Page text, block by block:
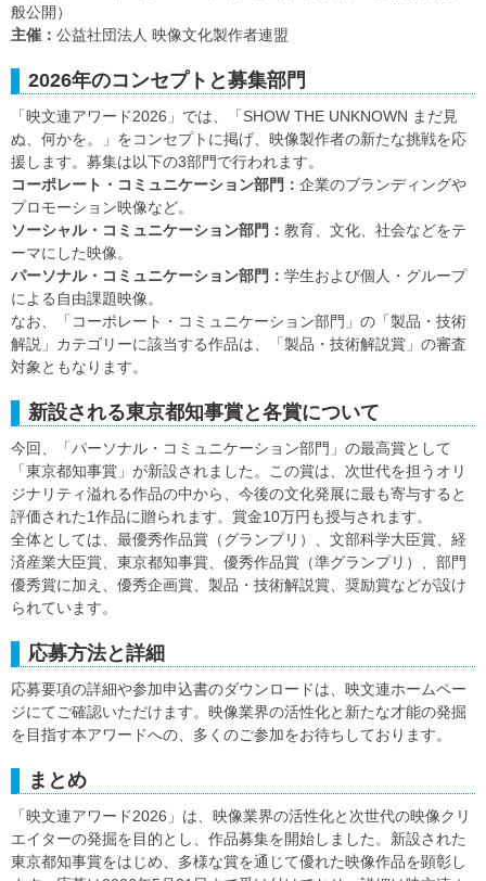
般公開）
主催： 公益社団法人 映像文化製作者連盟
2026年のコンセプトと募集部門
「映文連アワード2026」では、「SHOW THE UNKNOWN まだ見
ぬ、何かを。」をコンセプトに掲げ、映像製作者の新たな挑戦を応
援します。募集は以下の3部門で行われます。
コーポレート・コミュニケーション部門： 企業のブランディングや
プロモーション映像など。
ソーシャル・コミュニケーション部門： 教育、文化、社会などをテ
ーマにした映像。
パーソナル・コミュニケーション部門： 学生および個人・グループ
による自由課題映像。
なお、「コーポレート・コミュニケーション部門」の「製品・技術
解説」カテゴリーに該当する作品は、「製品・技術解説賞」の審査
対象ともなります。
新設される東京都知事賞と各賞について
今回、「パーソナル・コミュニケーション部門」の最高賞として
「東京都知事賞」が新設されました。この賞は、次世代を担うオリ
ジナリティ溢れる作品の中から、今後の文化発展に最も寄与すると
評価された1作品に贈られます。賞金10万円も授与されます。
全体としては、最優秀作品賞（グランプリ）、文部科学大臣賞、経
済産業大臣賞、東京都知事賞、優秀作品賞（準グランプリ）、部門
優秀賞に加え、優秀企画賞、製品・技術解説賞、奨励賞などが設け
られています。
応募方法と詳細
応募要項の詳細や参加申込書のダウンロードは、映文連ホームペー
ジにてご確認いただけます。映像業界の活性化と新たな才能の発掘
を目指す本アワードへの、多くのご参加をお待ちしております。
まとめ
「映文連アワード2026」は、映像業界の活性化と次世代の映像クリ
エイターの発掘を目的とし、作品募集を開始しました。新設された
東京都知事賞をはじめ、多様な賞を通じて優れた映像作品を顕彰し